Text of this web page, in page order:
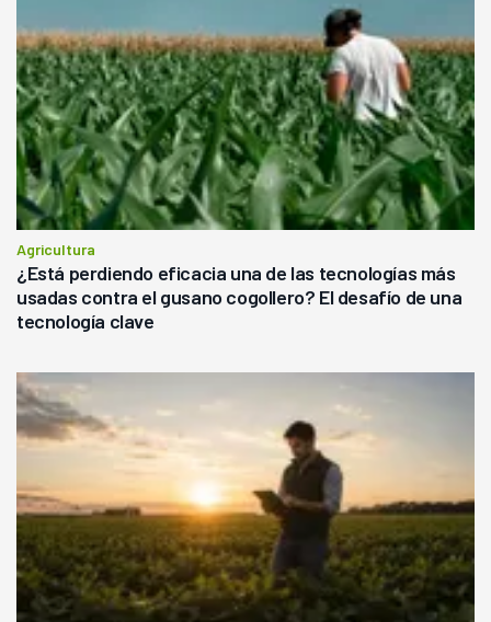
Agricultura
¿Está perdiendo eficacia una de las tecnologías más
usadas contra el gusano cogollero? El desafío de una
tecnología clave